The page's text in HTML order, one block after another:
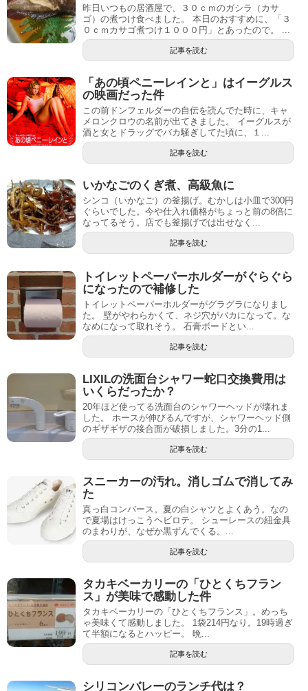
昨日いつもの居酒屋で、３０ｃｍのガシラ（カサ
ゴ）の煮つけ食べました。 本日のおすすめに、「３
０ｃｍカサゴ煮つけ１０００円」とあったので。 ...
記事を読む
「あの頃ペニーレインと」はイーグルス
の映画だった件
この前ドンフェルダーの自伝を読んでた時に、キャ
メロンクロウの名前が出てきました。 イーグルスが
酒と女とドラッグでバカ騒ぎしてた頃に、１...
記事を読む
いかなごのくぎ煮、高級魚に
シンコ（いかなご）の釜揚げ。むかしは小皿で300円
ぐらいでした。今や仕入れ価格がちょっと前の8倍に
なってるそう。店でも釜揚げでは出せなく...
記事を読む
トイレットペーパーホルダーがぐらぐら
になったので補修した
トイレットペーパーホルダーがグラグラになりまし
た。 壁がやわらかくて、ネジ穴がバカになって。な
なめになって取れそう。 石膏ボードとい...
記事を読む
LIXILの洗面台シャワー蛇口交換費用は
いくらだったか？
20年ほど使ってる洗面台のシャワーヘッドが壊れま
した。 ホースが伸びるんですが、シャワーヘッド側
のギザギザの接合面が破損しました。3分の1...
記事を読む
スニーカーの汚れ。消しゴムで消してみ
た
真っ白コンバース。夏の白シャツとよくあう。なの
で夏場はけっこうヘビロテ。 シューレースの紐金具
のまわりが、なぜか黒ずんでくる。...
記事を読む
タカキベーカリーの「ひとくちフラン
ス」が美味で感動した件
タカキベーカリーの「ひとくちフランス」。めっち
ゃ美味くて感動しました。 1袋214円なり。19時過ぎ
て半額になるとハッピー。 晩...
記事を読む
シリコンバレーのランチ代は？